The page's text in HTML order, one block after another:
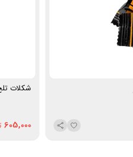
شکلات تلخ 94%
605,000